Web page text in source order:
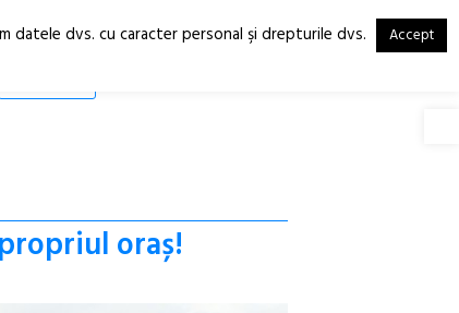
RO
EN
oraș!
datele dvs. cu caracter personal şi drepturile dvs. Accept